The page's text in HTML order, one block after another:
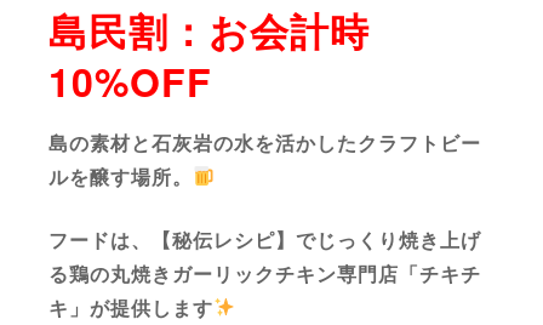
島民割：お会計時
10%OFF
島の素材と石灰岩の水を活かしたクラフトビー
ルを醸す場所。
フードは、【秘伝レシピ】でじっくり焼き上げ
る鶏の丸焼きガーリックチキン専門店「チキチ
キ」が提供します